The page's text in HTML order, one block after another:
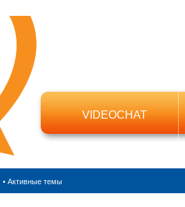
VIDEOCHAT
• Активные темы